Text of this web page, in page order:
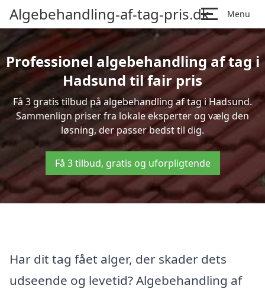
Algebehandling-af-tag-pris.dk Menu
Professionel algebehandling af tag i
Hadsund til fair pris
Få 3 gratis tilbud på algebehandling af tag i Hadsund.
Sammenlign priser fra lokale eksperter og vælg den
løsning, der passer bedst til dig.
Få 3 tilbud, gratis og uforpligtende
Har dit tag fået alger, der skader dets
udseende og levetid? Algebehandling af